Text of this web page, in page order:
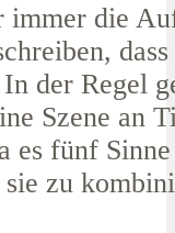
immer die
der Regel
Szene an
es fünf
zu